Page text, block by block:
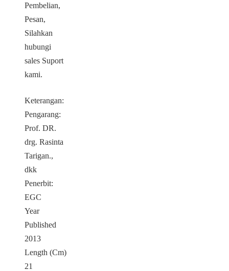
Pembelian,
Pesan,
Silahkan
hubungi
sales Suport
kami.
Keterangan:
Pengarang:
Prof. DR.
drg. Rasinta
Tarigan.,
dkk
Penerbit:
EGC
Year
Published
2013
Length (Cm)
21